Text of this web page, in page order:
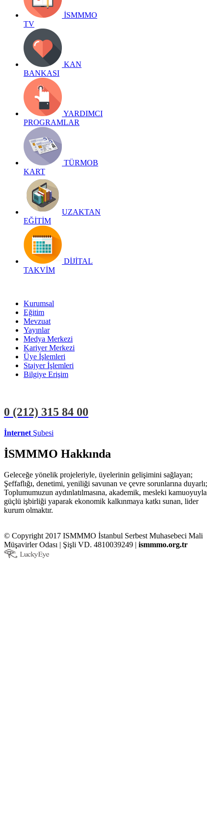
İSMMMO
TV
KAN
BANKASI
YARDIMCI
PROGRAMLAR
TÜRMOB
KART
UZAKTAN
EĞİTİM
DİJİTAL
TAKVİM
Kurumsal
Eğitim
Mevzuat
Yayınlar
Medya Merkezi
Kariyer Merkezi
Üye İşlemleri
Stajyer İşlemleri
Bilgiye Erişim
0 (212) 315 84 00
İnternet Şubesi
İSMMMO Hakkında
Geleceğe yönelik projeleriyle, üyelerinin gelişimini sağlayan;
Şeffaflığı, denetimi, yeniliği savunan ve çevre sorunlarına duyarlı;
Toplumumuzun aydınlatılmasına, akademik, mesleki kamuoyuyla
güçlü işbirliği yaparak ekonomik kalkınmaya katkı sunan, lider
kurum olmaktır.
© Copyright 2017 ISMMMO İstanbul Serbest Muhasebeci Mali
Müşavirler Odası | Şişli VD. 4810039249 | ismmmo.org.tr